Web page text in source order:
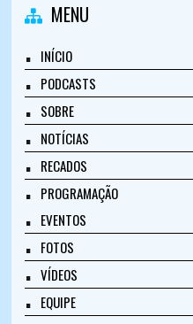
MENU
INÍCIO
PODCASTS
SOBRE
NOTÍCIAS
RECADOS
PROGRAMAÇÃO
EVENTOS
FOTOS
VÍDEOS
EQUIPE